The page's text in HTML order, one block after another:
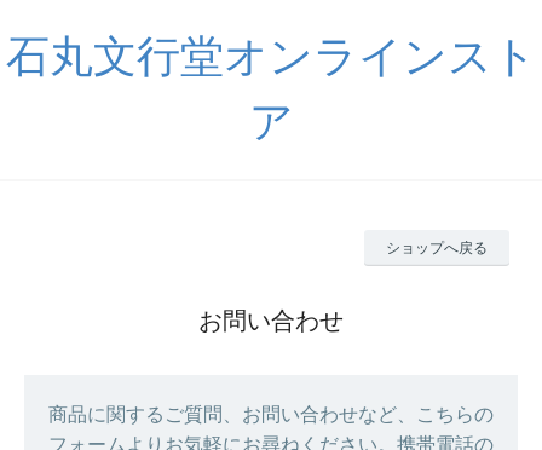
石丸文行堂オンラインスト
ア
ショップへ戻る
お問い合わせ
商品に関するご質問、お問い合わせなど、こちらの
フォームよりお気軽にお尋ねください。携帯電話の